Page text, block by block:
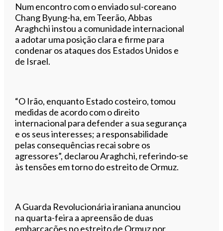
Num encontro com o enviado sul-coreano
Chang Byung-ha, em Teerão, Abbas
Araghchi instou a comunidade internacional
a adotar uma posição clara e firme para
condenar os ataques dos Estados Unidos e
de Israel.
“O Irão, enquanto Estado costeiro, tomou
medidas de acordo com o direito
internacional para defender a sua segurança
e os seus interesses; a responsabilidade
pelas consequências recai sobre os
agressores”, declarou Araghchi, referindo-se
às tensões em torno do estreito de Ormuz.
A Guarda Revolucionária iraniana anunciou
na quarta-feira a apreensão de duas
embarcações no estreito de Ormuz por